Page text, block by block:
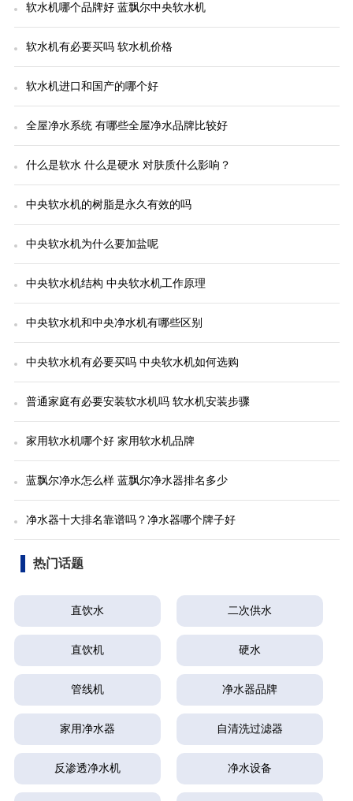
软水机哪个品牌好 蓝飘尔中央软水机
软水机有必要买吗 软水机价格
软水机进口和国产的哪个好
全屋净水系统 有哪些全屋净水品牌比较好
什么是软水 什么是硬水 对肤质什么影响？
中央软水机的树脂是永久有效的吗
中央软水机为什么要加盐呢
中央软水机结构 中央软水机工作原理
中央软水机和中央净水机有哪些区别
中央软水机有必要买吗 中央软水机如何选购
普通家庭有必要安装软水机吗 软水机安装步骤
家用软水机哪个好 家用软水机品牌
蓝飘尔净水怎么样 蓝飘尔净水器排名多少
净水器十大排名靠谱吗？净水器哪个牌子好
热门话题
直饮水 二次供水
直饮机 硬水
管线机 净水器品牌
家用净水器 自清洗过滤器
反渗透净水机 净水设备